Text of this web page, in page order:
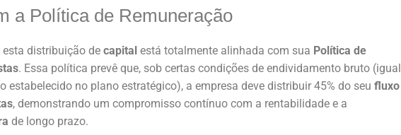
a Política de Remuneração
distribuição de capital está totalmente alinhada com sua Política de
. Essa política prevê que, sob certas condições de endividamento bruto (igual
estabelecido no plano estratégico), a empresa deve distribuir 45% do seu fluxo
, demonstrando um compromisso contínuo com a rentabilidade e a
de longo prazo.